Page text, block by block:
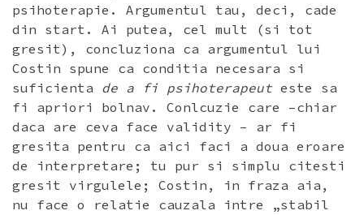
psihoterapie. Argumentul tau, deci, cade
din start. Ai putea, cel mult (si tot
gresit), concluziona ca argumentul lui
Costin spune ca conditia necesara si
suficienta de a fi psihoterapeuteste sa
fi apriori bolnav. Conlcuzie care –chiar
daca are ceva face validity – ar fi
gresita pentru ca aici faci a doua eroare
de interpretare; tu pur si simplu citesti
gresit virgulele; Costin, in fraza aia,
nu face o relatie cauzala intre „stabil